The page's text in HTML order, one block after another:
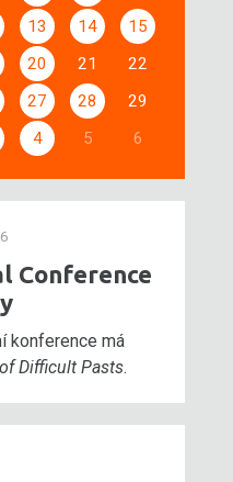
13 14
15
20 21
22
27 28
29
4 5 6
Conference
konference má
Difficult Pasts.